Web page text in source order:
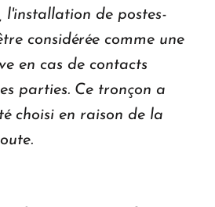
l'installation de postes-
considérée comme une
en cas de contacts
parties. Ce tronçon a
choisi en raison de la